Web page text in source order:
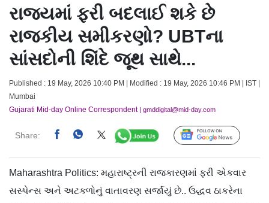
રાજ્યમાં ફરી બદલાઈ શકે છે
રાજકીય સમીકરણો? UBTના
સાંસદોની શિંદે જૂથ સાથે...
Published : 19 May, 2026 10:40 PM | Modified : 19 May, 2026 10:46 PM | IST |
Mumbai
Gujarati Mid-day Online Correspondent| gmddigital@mid-day.com
Share: Follow Us
Maharashtra Politics: મહારાષ્ટ્રની રાજકારણમાં ફરી એકવાર
સસ્પેન્સ અને અટકળોનું વાતાવરણ સર્જાયું છે.. ઉદ્ધવ ઠાકરેના